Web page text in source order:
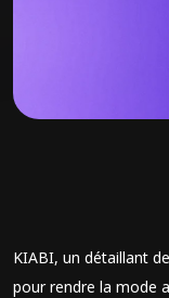
KIABI, un détaillant
pour rendre la mode